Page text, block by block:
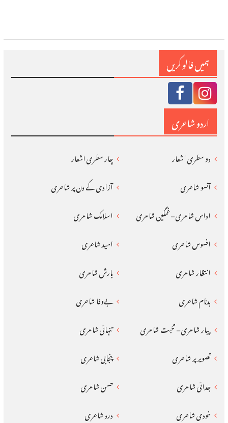
ہمیں فالو کریں
اردو شاعری
دو سطری اشعار
چار سطری اشعار
آنسو شاعری
آزادی کے دن پر شاعری
اداس شاعری – غمگین شاعری
اسلامک شاعری
افسوس شاعری
امید شاعری
انتظار شاعری
بارش شاعری
بدنام شاعری
بےوفا شاعری
پیار شاعری – محبت شاعری
تنہائی شاعری
تصویر پر شاعری
پنجابی شاعری
جدائی شاعری
حسن شاعری
خودی شاعری
درد شاعری